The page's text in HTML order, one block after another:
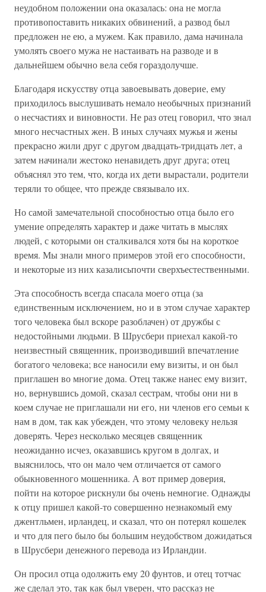
неудобном положении она оказалась: она не могла
противопоставить никаких обвинений, а развод был
предложен не ею, а мужем. Как правило, дама начинала
умолять своего мужа не настаивать на разводе и в
дальнейшем обычно вела себя гораздолучше.
Благодаря искусству отца завоевывать доверие, ему
приходилось выслушивать немало необычных признаний
о несчастиях и виновности. Не раз отец говорил, что знал
много несчастных жен. В иных случаях мужья и жены
прекрасно жили друг с другом двадцать-тридцать лет, а
затем начинали жестоко ненавидеть друг друга; отец
объяснял это тем, что, когда их дети вырастали, родители
теряли то общее, что прежде связывало их.
Но самой замечательной способностью отца было его
умение определять характер и даже читать в мыслях
людей, с которыми он сталкивался хотя бы на короткое
время. Мы знали много примеров этой его способности,
и некоторые из них казалисьпочти сверхъестественными.
Эта способность всегда спасала моего отца (за
единственным исключением, но и в этом случае характер
того человека был вскоре разоблачен) от дружбы с
недостойными людьми. В Шрусбери приехал какой-то
неизвестный священник, производивший впечатление
богатого человека; все наносили ему визиты, и он был
приглашен во многие дома. Отец также нанес ему визит,
но, вернувшись домой, сказал сестрам, чтобы они ни в
коем случае не приглашали ни его, ни членов его семьи к
нам в дом, так как убежден, что этому человеку нельзя
доверять. Через несколько месяцев священник
неожиданно исчез, оказавшись кругом в долгах, и
выяснилось, что он мало чем отличается от самого
обыкновенного мошенника. А вот пример доверия,
пойти на которое рискнули бы очень немногие. Однажды
к отцу пришел какой-то совершенно незнакомый ему
джентльмен, ирландец, и сказал, что он потерял кошелек
и что для пего было бы большим неудобством дожидаться
в Шрусбери денежного перевода из Ирландии.
Он просил отца одолжить ему 20 фунтов, и отец тотчас
же сделал это, так как был уверен, что рассказ не